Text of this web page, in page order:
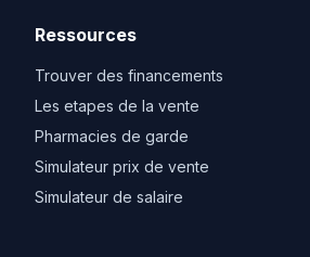
Ressources
Trouver des financements
Les etapes de la vente
Pharmacies de garde
Simulateur prix de vente
Simulateur de salaire